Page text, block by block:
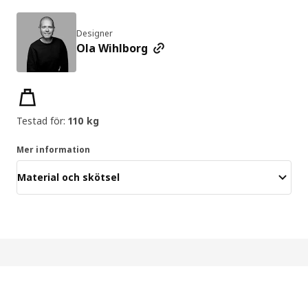
Designer
Ola Wihlborg
Produktens egenskaper
Testad för: 110 kg
Mer information
Material och skötsel